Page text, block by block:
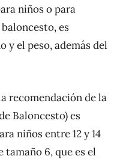
niños o para
es
y el peso, además del
recomendación de la
Baloncesto) es
niños entre 12 y 14
tamaño 6, que es el